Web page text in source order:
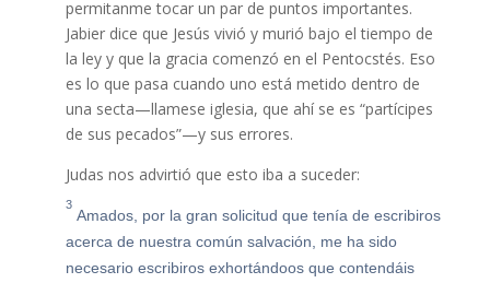
permitanme tocar un par de puntos importantes.
Jabier dice que Jesús vivió y murió bajo el tiempo de
la ley y que la gracia comenzó en el Pentocstés. Eso
es lo que pasa cuando uno está metido dentro de
una secta—llamese iglesia, que ahí se es “partícipes
de sus pecados”—y sus errores.
Judas nos advirtió que esto iba a suceder:
3
Amados, por la gran solicitud que tenía de escribiros
acerca de nuestra común salvación, me ha sido
necesario escribiros exhortándoos que contendáis